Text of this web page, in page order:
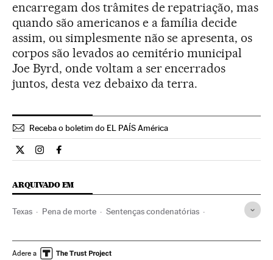
encarregam dos trâmites de repatriação, mas
quando são americanos e a família decide
assim, ou simplesmente não se apresenta, os
corpos são levados ao cemitério municipal
Joe Byrd, onde voltam a ser encerrados
juntos, desta vez debaixo da terra.
Receba o boletim do EL PAÍS América
Internacional El País Brasil en Twitter
Internacional El País Brasil en Instagram
Internacional El País Brasil en Facebook
ARQUIVADO EM
Texas Pena de morte Sentenças condenatórias
Sanções Julgamentos
Adere a